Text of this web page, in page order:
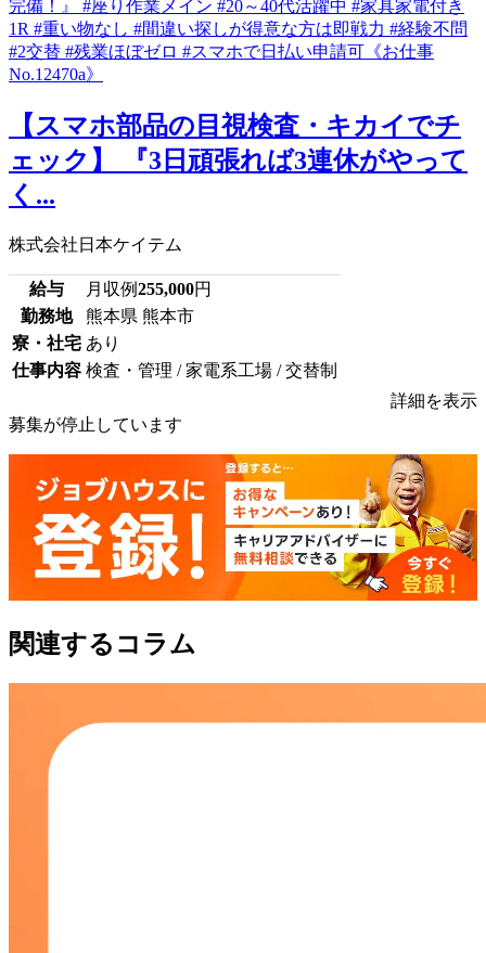
【スマホ部品の目視検査・キカイでチ
ェック】 『3日頑張れば3連休がやって
く...
株式会社日本ケイテム
給与 月収例255,000円
勤務地
熊本県 熊本市
寮・社宅 あり
仕事内容 検査・管理 / 家電系工場 / 交替制
詳細を表示
募集が停止しています
関連するコラム